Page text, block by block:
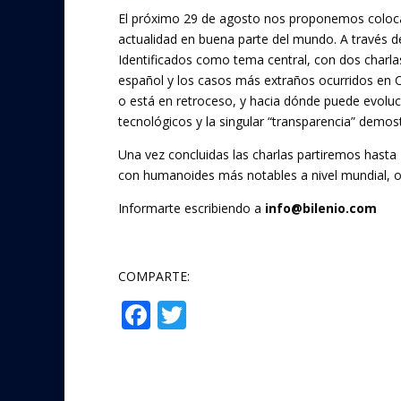
e
b
o
o
k
itt
er
El próximo 29 de agosto nos proponemos
actualidad en buena parte del mundo. A través
Identificados como tema central, con dos
español y los casos más extraños ocurridos en
o está en retroceso, y hacia dónde puede
tecnológicos y la singular “transparencia”
Una vez concluidas las charlas partiremos
con humanoides más notables a nivel mundial,
Informarte escribiendo a info@bilenio.com
COMPARTE:
F